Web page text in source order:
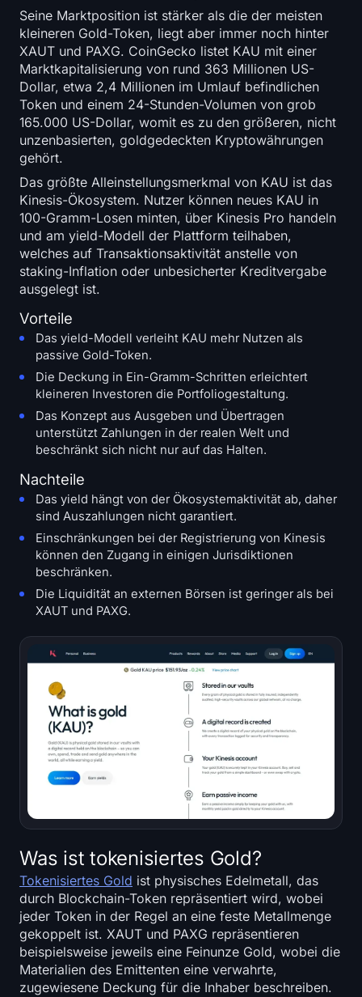
Seine Marktposition ist stärker als die der meisten
kleineren Gold-Token, liegt aber immer noch hinter
XAUT und PAXG. CoinGecko listet KAU mit einer
Marktkapitalisierung von rund 363 Millionen US-
Dollar, etwa 2,4 Millionen im Umlauf befindlichen
Token und einem 24-Stunden-Volumen von grob
165.000 US-Dollar, womit es zu den größeren, nicht
unzenbasierten, goldgedeckten Kryptowährungen
gehört.
Das größte Alleinstellungsmerkmal von KAU ist das
Kinesis-Ökosystem. Nutzer können neues KAU in
100-Gramm-Losen minten, über Kinesis Pro handeln
und am yield-Modell der Plattform teilhaben,
welches auf Transaktionsaktivität anstelle von
staking-Inflation oder unbesicherter Kreditvergabe
ausgelegt ist.
Vorteile
Das yield-Modell verleiht KAU mehr Nutzen als
passive Gold-Token.
Die Deckung in Ein-Gramm-Schritten erleichtert
kleineren Investoren die Portfoliogestaltung.
Das Konzept aus Ausgeben und Übertragen
unterstützt Zahlungen in der realen Welt und
beschränkt sich nicht nur auf das Halten.
Nachteile
Das yield hängt von der Ökosystemaktivität ab, daher
sind Auszahlungen nicht garantiert.
Einschränkungen bei der Registrierung von Kinesis
können den Zugang in einigen Jurisdiktionen
beschränken.
Die Liquidität an externen Börsen ist geringer als bei
XAUT und PAXG.
Was ist tokenisiertes Gold?
Tokenisiertes Gold ist physisches Edelmetall, das
durch Blockchain-Token repräsentiert wird, wobei
jeder Token in der Regel an eine feste Metallmenge
gekoppelt ist. XAUT und PAXG repräsentieren
beispielsweise jeweils eine Feinunze Gold, wobei die
Materialien des Emittenten eine verwahrte,
zugewiesene Deckung für die Inhaber beschreiben.